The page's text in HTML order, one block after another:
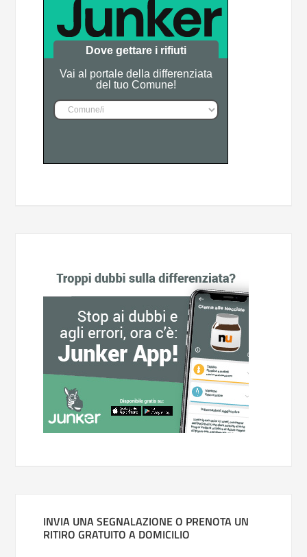
Dove gettare i rifiuti
Vai al portale della differenziata
del tuo Comune!
INVIA UNA SEGNALAZIONE O PRENOTA UN
RITIRO GRATUITO A DOMICILIO